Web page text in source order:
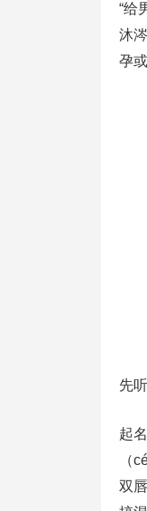
“给
沐
孕
先
起
（
双